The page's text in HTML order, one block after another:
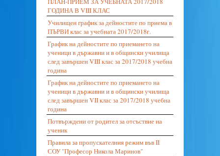
ГОДИНА В VIII КЛАС
Училищен график за дейностите по приема в
ПЪРВИ клас за учебната 2017/2018г.
График на дейностите по приемането на
ученици в държавни и в общински училища
след завършен VIII клас за 2017/2018 учебна
година
График на дейностите по приемането на
ученици в държавни и в общински училища
след завършен VII клас за 2017/2018 учебна
година
Потвърждени от родител за отсъствие на
ученик
Правила за пропускателния режим във II
СОУ "Професор Никола Маринов"